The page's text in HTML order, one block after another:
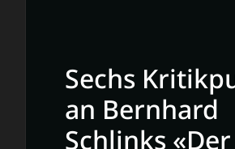
Sechs
an Bernhard
Schlinks «Der